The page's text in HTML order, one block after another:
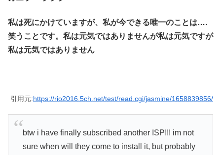
私は死にかけていますが、私が今できる唯一のことは….
笑うことです。私は元気ではありませんが私は元気ですが
私は元気ではありません
引用元:https://rio2016.5ch.net/test/read.cgi/jasmine/1658839856/
btw i have finally subscribed another ISP!!! im not
sure when will they come to install it, but probably